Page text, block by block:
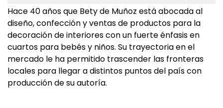
Hace 40 años que Bety de Muñoz está abocada al
diseño, confección y ventas de productos para la
decoración de interiores con un fuerte énfasis en
cuartos para bebés y niños. Su trayectoria en el
mercado le ha permitido trascender las fronteras
locales para llegar a distintos puntos del país con
producción de su autoría.